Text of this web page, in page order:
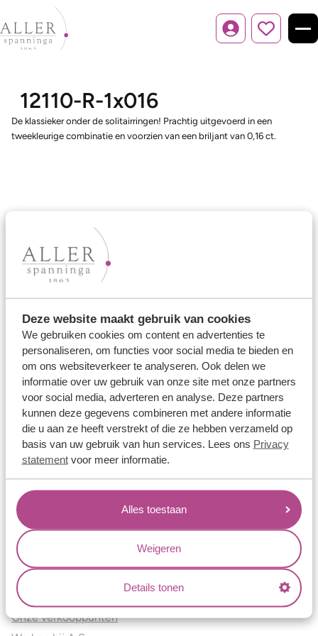
Deze website maakt gebruik van cookies
We gebruiken cookies om content en advertenties te
personaliseren, om functies voor social media te bieden en
om ons websiteverkeer te analyseren. Ook delen we
informatie over uw gebruik van onze site met onze partners
voor social media, adverteren en analyse. Deze partners
kunnen deze gegevens combineren met andere informatie
die u aan ze heeft verstrekt of die ze hebben verzameld op
basis van uw gebruik van hun services. Lees ons Privacy
statementvoor meer informatie.
Alles toestaan
Weigeren
Details tonen
Inloggen
12110-R-1x016
De klassieker onder de solitairringen! Prachtig uitgevoerd in een
tweekleurige combinatie en voorzien van een briljant van 0,16 ct.
Ons aanbod
Trouwringen
Memoireringen
Verlovingsringen
Vriendschapsringen
Over ons
Aller Spanninga
Historie
Certificaten
Blogs
Jouw voordelen
Conflictvrije Materialen
Oneindig veel mogelijkheden
Kwaliteit
Juweliers & Contact
Onze verkooppunten